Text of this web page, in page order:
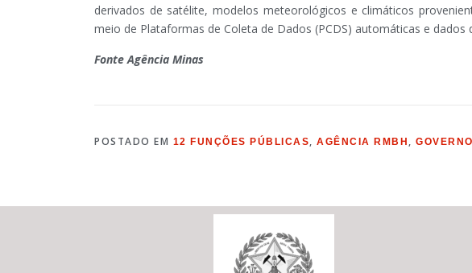
derivados de satélite, modelos meteorológicos e climáticos
meio de Plataformas de Coleta de Dados (PCDS) automáticas e dados
Fonte Agência Minas
POSTADO EM 12 FUNÇÕES PÚBLICAS, AGÊNCIA RMBH ,